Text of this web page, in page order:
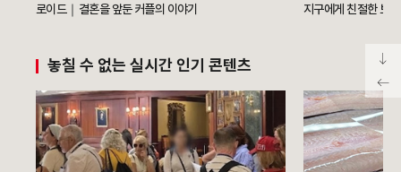
로이드｜결혼을 앞둔 커플의 이야기 지구에게 친절한 보석
놓칠 수 없는 실시간 인기 콘텐츠